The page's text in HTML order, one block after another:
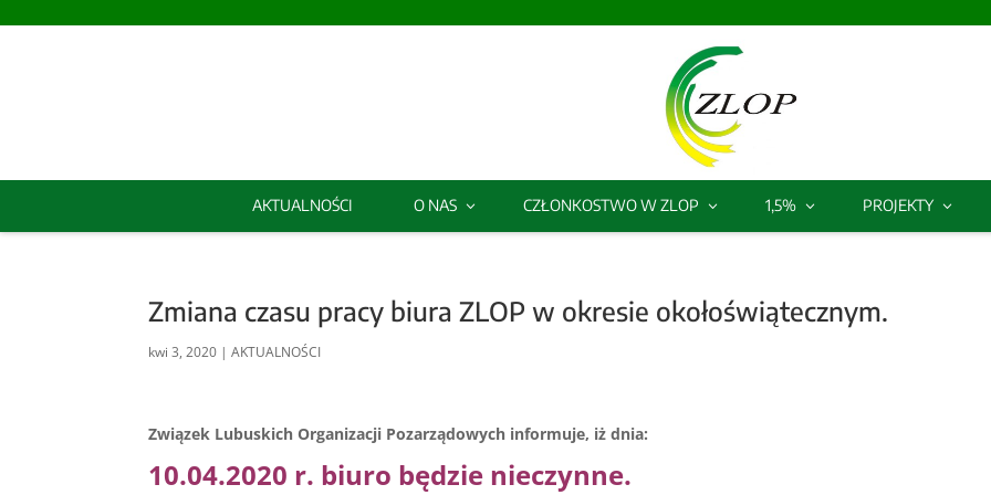
AKTUALNOŚCI O NAS CZŁONKOSTWO W ZLOP 1,5% PROJEKTY
Zmiana czasu pracy biura ZLOP w okresie okołoświątecznym.
kwi 3, 2020 |AKTUALNOŚCI
Związek Lubuskich Organizacji Pozarządowych informuje, iż dnia:
10.04.2020 r. biuro będzie nieczynne.